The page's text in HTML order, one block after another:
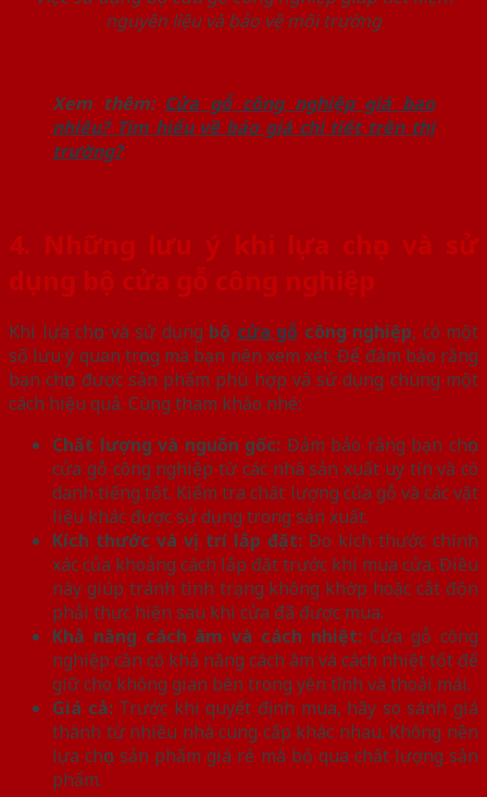
nguyên liệu và bảo vệ môi trường
Xem thêm: Cửa gỗ công nghiệp giá bao
nhiêu? Tìm hiểu về báo giá chi tiết trên thị
trường?
4. Những lưu ý khi lựa chọn và sử
dụng bộ cửa gỗ công nghiệp
Khi lựa chọn và sử dụng bộ cửa gỗ công nghiệp, có một
số lưu ý quan trọng mà bạn nên xem xét. Để đảm bảo rằng
bạn chọn được sản phẩm phù hợp và sử dụng chúng một
cách hiệu quả. Cùng tham khảo nhé:
Chất lượng và nguồn gốc: Đảm bảo rằng bạn chọn
cửa gỗ công nghiệp từ các nhà sản xuất uy tín và có
danh tiếng tốt. Kiểm tra chất lượng của gỗ và các vật
liệu khác được sử dụng trong sản xuất.
Kích thước và vị trí lắp đặt: Đo kích thước chính
xác của khoảng cách lắp đặt trước khi mua cửa. Điều
này giúp tránh tình trạng không khớp hoặc cắt độn
phải thực hiện sau khi cửa đã được mua.
Khả năng cách âm và cách nhiệt:Cửa gỗ công
nghiệp cần có khả năng cách âm và cách nhiệt tốt để
giữ cho không gian bên trong yên tĩnh và thoải mái.
Giá cả: Trước khi quyết định mua, hãy so sánh giá
thành từ nhiều nhà cung cấp khác nhau. Không nên
lựa chọn sản phẩm giá rẻ mà bỏ qua chất lượng sản
phẩm.